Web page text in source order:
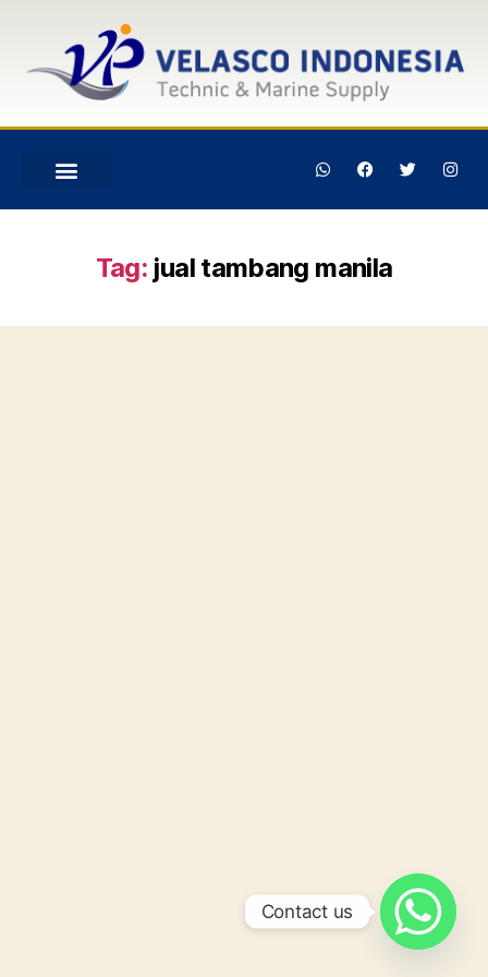
Tag: jual tambang manila
Contact us